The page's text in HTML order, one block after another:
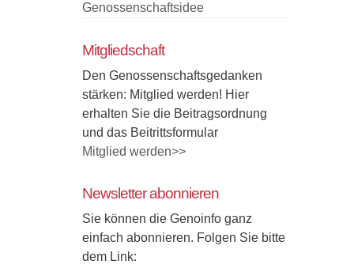
Genossenschaftsidee
Mitgliedschaft
Den Genossenschaftsgedanken
stärken: Mitglied werden! Hier
erhalten Sie die Beitragsordnung
und das Beitrittsformular
Mitglied werden>>
Newsletter abonnieren
Sie können die Genoinfo ganz
einfach abonnieren. Folgen Sie bitte
dem Link: